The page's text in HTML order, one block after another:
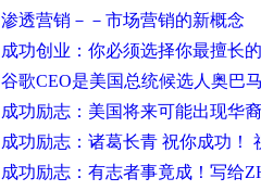
渗透营销－－市场营销的新概
成功创业：你必须选择你最擅
谷歌CEO是美国总统候选人奥
成功励志：美国将来可能出现
成功励志：诸葛长青 祝你成功
成功励志：有志者事竟成！写